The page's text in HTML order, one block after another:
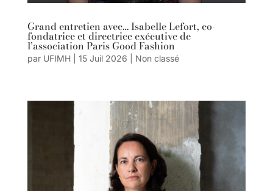
Grand entretien avec… Isabelle Lefort, co-
fondatrice et directrice exécutive de
l’association Paris Good Fashion
par UFIMH| 15 Juil 2026 Non classé